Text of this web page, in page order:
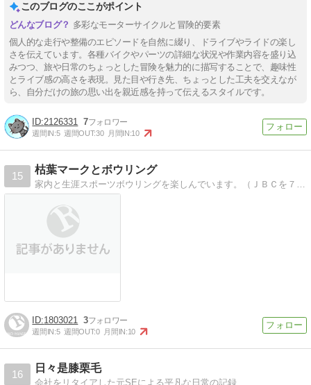
このブログのここがポイント
多彩なモーターサイクルと冒険的要素
個人的な走行や整備のエピソードを自然に綴り、ドライブやライドの楽し
さを伝えています。各種バイクやパーツの詳細な状況や作業内容を盛り込
みつつ、旅や日常のちょっとした冒険を魅力的に描写することで、趣味性
とライブ感の高さを表現。見た目や行き先、ちょっとした工夫を交えなが
ら、自分だけの旅の思い出を親近感を持って伝えるスタイルです。
2126331 7
週間IN:5 週間OUT:30 月間IN:10
15
枯葉マークとボウリング
家内と生涯スポーツボウリングを楽しんでいます。（ＪＢＣを７５歳で退会・現在８3歳）観光バスなどプロ運転歴６０年余り。口うるさい野良猫３匹がいます。
1803021 3
週間IN:5 週間OUT:0 月間IN:10
16
日々是膝栗毛
会社をリタイアした元SEによる平凡な日常の記録